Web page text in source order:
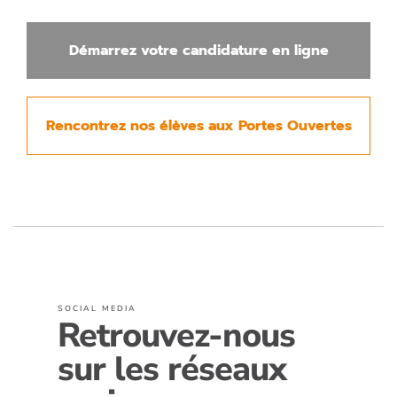
Démarrez votre candidature en ligne
Rencontrez nos élèves aux Portes Ouvertes
SOCIAL MEDIA
Retrouvez-nous
sur les réseaux